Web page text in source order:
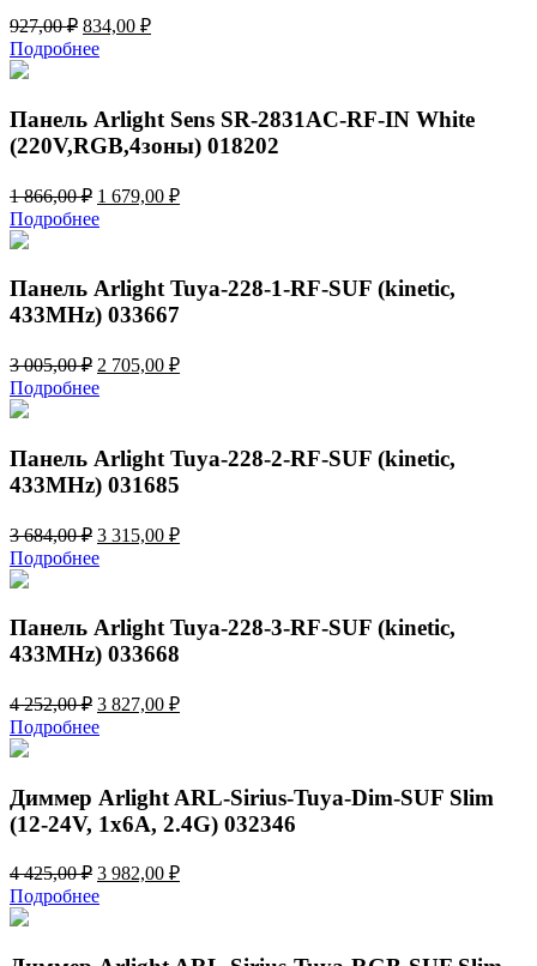
927,00₽ Первоначальная
цена
составляла
834,00 ₽Текущая
Подробнее
Панель Arlight Sens SR-2831AC-RF-IN White
(220V,RGB,4зоны) 018202
1 866,00₽ Первоначальная
цена
составляла
866,00 ₽.
1 679,00 ₽Текущая
Подробнее
Панель Arlight Tuya-228-1-RF-SUF (kinetic,
433MHz) 033667
3 005,00₽ Первоначальная
цена
составляла
005,00 ₽.
2 705,00 ₽Текущая
Подробнее
Панель Arlight Tuya-228-2-RF-SUF (kinetic,
433MHz) 031685
3 684,00₽ Первоначальная
цена
составляла
684,00 ₽.
3 315,00 ₽Текущая
Подробнее
Панель Arlight Tuya-228-3-RF-SUF (kinetic,
433MHz) 033668
4 252,00₽ Первоначальная
цена
составляла
252,00 ₽.
3 827,00 ₽Текущая
Подробнее
Диммер Arlight ARL-Sirius-Tuya-Dim-SUF Slim
(12-24V, 1x6A, 2.4G) 032346
4 425,00₽ Первоначальная
цена
составляла
425,00 ₽.
3 982,00 ₽Текущая
Подробнее